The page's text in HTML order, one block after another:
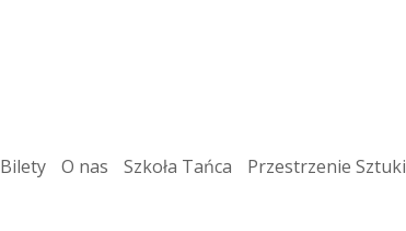
Bilety O nas Szkoła Tańca Przestrzenie Sztuki